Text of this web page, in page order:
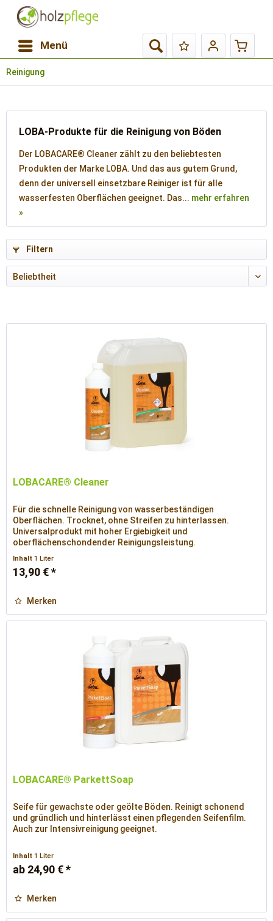
Menü
Reinigung
LOBA-Produkte für die Reinigung von Böden
Der LOBACARE® Cleaner zählt zu den beliebtesten
Produkten der Marke LOBA. Und das aus gutem Grund,
denn der universell einsetzbare Reiniger ist für alle
wasserfesten Oberflächen geeignet. Das... mehr erfahren
»
Filtern
LOBACARE® Cleaner
Für die schnelle Reinigung von wasserbeständigen
Oberflächen. Trocknet, ohne Streifen zu hinterlassen.
Universalprodukt mit hoher Ergiebigkeit und
oberflächenschondender Reinigungsleistung.
Inhalt1 Liter
13,90 € *
Merken
LOBACARE® ParkettSoap
Seife für gewachste oder geölte Böden. Reinigt schonend
und gründlich und hinterlässt einen pflegenden Seifenfilm.
Auch zur Intensivreinigung geeignet.
Inhalt1 Liter
ab 24,90 € *
Merken